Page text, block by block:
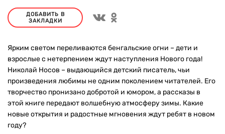
ДОБАВИТЬ В
ЗАКЛАДКИ
Ярким светом переливаются бенгальские огни – дети и
взрослые с нетерпением ждут наступления Нового года!
Николай Носов – выдающийся детский писатель, чьи
произведения любимы не одним поколением читателей. Его
творчество пронизано добротой и юмором, а рассказы в
этой книге передают волшебную атмосферу зимы. Какие
новые открытия и радостные мгновения ждут ребят в новом
году?